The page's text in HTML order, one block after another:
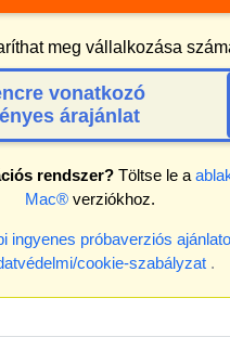
meg vállalkozása
vonatkozó
árajánlat
rendszer?Töltse le a
Mac® verziókhoz.
ingyenes próbaverziós
cookie-szabályzat .